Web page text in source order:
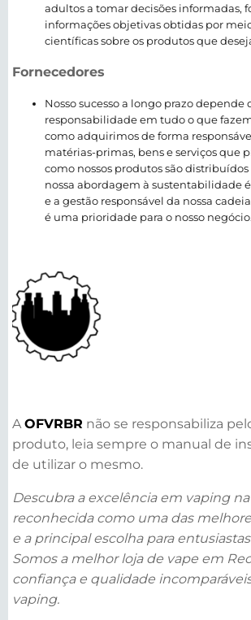
adultos a tomar decisões informadas,
informações objetivas obtidas por
científicas sobre os produtos que
Fornecedores
Nosso sucesso a longo prazo depende
responsabilidade em tudo o que
como adquirimos de forma
matérias-primas, bens e serviços que
como nossos produtos são distribuídos
nossa abordagem à sustentabilidade
e a gestão responsável da nossa
é uma prioridade para o nosso negócio.
AOFVRBR não se responsabiliza
produto, leia sempre o manual de
de utilizar o mesmo.
Descubra a excelência em vaping
reconhecida como uma das
e a principal escolha para
Somos a melhor loja de vape em
confiança e qualidade
vaping.